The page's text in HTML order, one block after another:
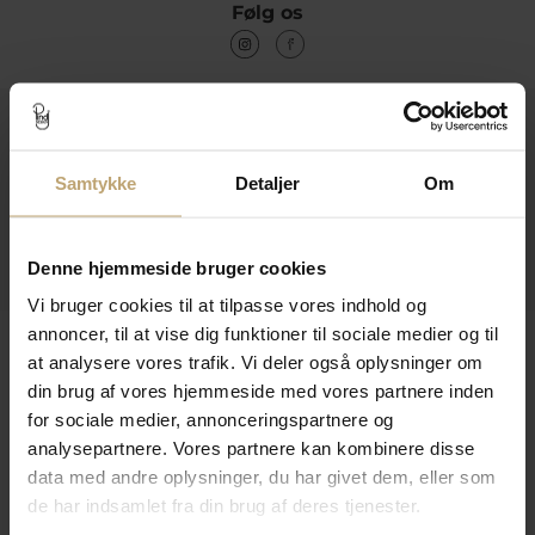
Samtykke Detaljer Om
Denne hjemmeside bruger cookies
Vi bruger cookies til at tilpasse vores indhold og
annoncer, til at vise dig funktioner til sociale medier og til
at analysere vores trafik. Vi deler også oplysninger om
din brug af vores hjemmeside med vores partnere inden
for sociale medier, annonceringspartnere og
analysepartnere. Vores partnere kan kombinere disse
data med andre oplysninger, du har givet dem, eller som
de har indsamlet fra din brug af deres tjenester.
Følg os
Kontakt
Åbningstider I Butikken
Information
Praktiske Sider
Leveringsmuligheder
Betalingsmuligheder